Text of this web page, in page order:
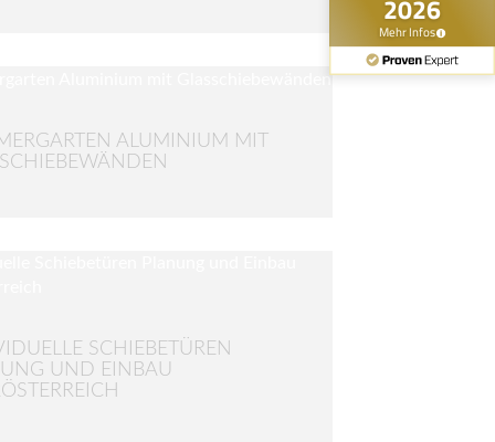
ALUMINIUM MIT
SCHIEBETÜREN
UND EINBAU